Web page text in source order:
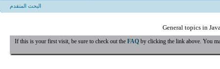
البحث المتقدم
General topics in
If this is your first visit, be sure to check out the FAQ by clicking the link above. You